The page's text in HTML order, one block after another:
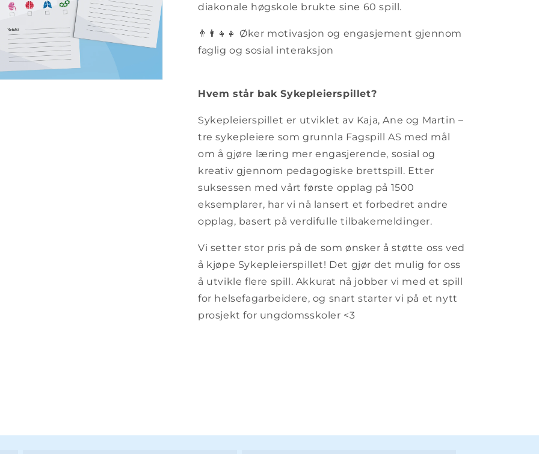
diakonale høgskole brukte sine 60 spill.
👨‍👨‍👧‍👧 Øker motivasjon og engasjement gjennom
faglig og sosial interaksjon
Hvem står bak Sykepleierspillet?
Sykepleierspillet er utviklet av Kaja, Ane og Martin –
tre sykepleiere som grunnla Fagspill AS med mål
om å gjøre læring mer engasjerende, sosial og
kreativ gjennom pedagogiske brettspill. Etter
suksessen med vårt første opplag på 1500
eksemplarer, har vi nå lansert et forbedret andre
opplag, basert på verdifulle tilbakemeldinger.
Vi setter stor pris på de som ønsker å støtte oss ved
å kjøpe Sykepleierspillet! Det gjør det mulig for oss
å utvikle flere spill. Akkurat nå jobber vi med et spill
for helsefagarbeidere, og snart starter vi på et nytt
prosjekt for ungdomsskoler <3